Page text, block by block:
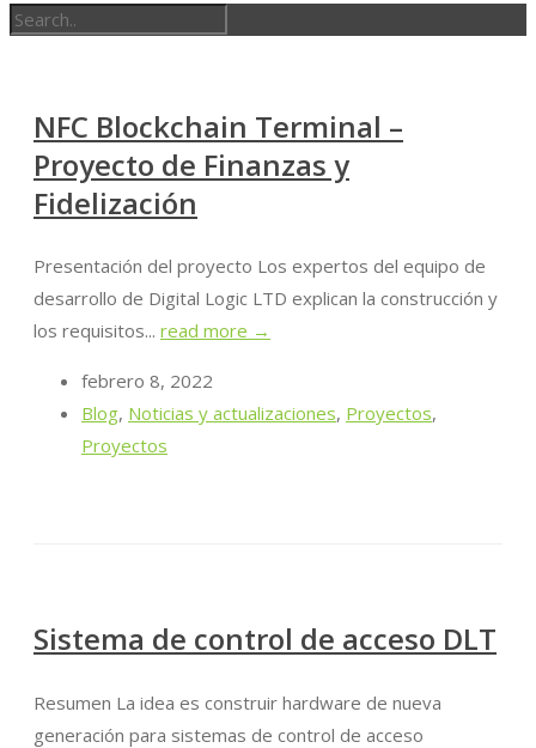
NFC Blockchain Terminal –
Proyecto de Finanzas y
Fidelización
Presentación del proyecto Los expertos del equipo de
desarrollo de Digital Logic LTD explican la construcción y
los requisitos... read more →
febrero 8, 2022
Blog, Noticias y actualizaciones, Proyectos,
Proyectos
Sistema de control de acceso DLT
Resumen La idea es construir hardware de nueva
generación para sistemas de control de acceso